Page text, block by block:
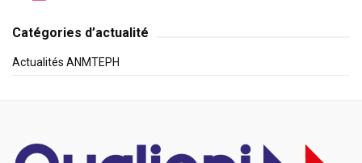
Catégories d’actualité
Actualités ANMTEPH